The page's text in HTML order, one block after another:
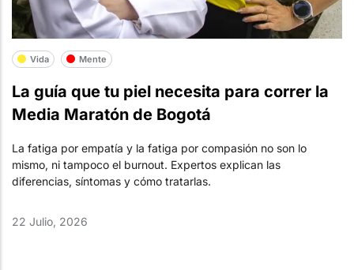
Vida Mente
La guía que tu piel necesita para correr la
Media Maratón de Bogotá
La fatiga por empatía y la fatiga por compasión no son lo
mismo, ni tampoco el burnout. Expertos explican las
diferencias, síntomas y cómo tratarlas.
22 Julio, 2026